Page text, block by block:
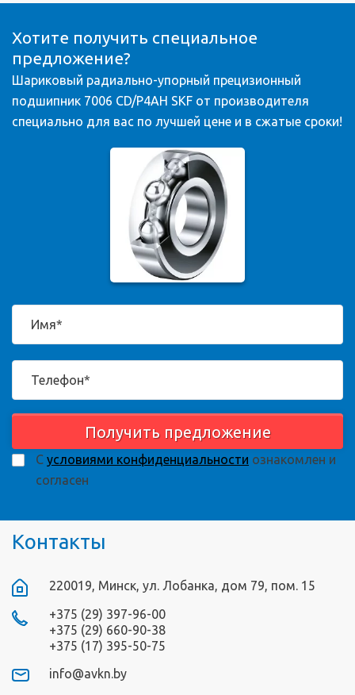
Хотите получить специальное
предложение?
Шариковый радиально-упорный прецизионный
подшипник 7006 CD/P4AH SKF от производителя
специально для вас по лучшей цене и в сжатые сроки!
Получить предложение
С условиями конфиденциальности ознакомлен и
согласен
Контакты
220019, Минск, ул. Лобанка, дом 79, пом. 15
+375 (29) 397-96-00
+375 (29) 660-90-38
+375 (17) 395-50-75
info@avkn.by